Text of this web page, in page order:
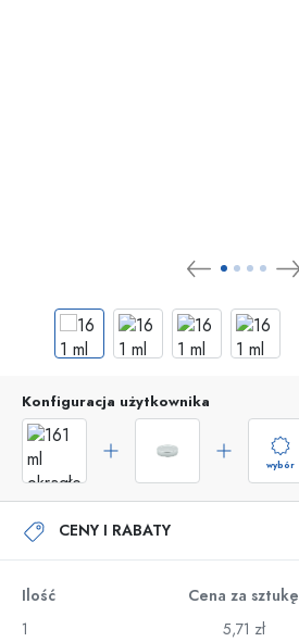
Konfiguracja użytkownika
wybór
CENY I RABATY
Ilość Cena za sztukę
1
5,71 zł